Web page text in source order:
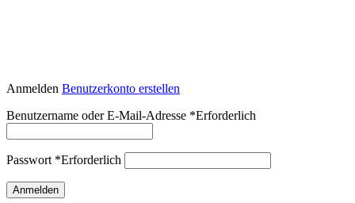
Anmelden Benutzerkonto erstellen
Benutzername oder E-Mail-Adresse *Erforderlich
Passwort *Erforderlich
Anmelden